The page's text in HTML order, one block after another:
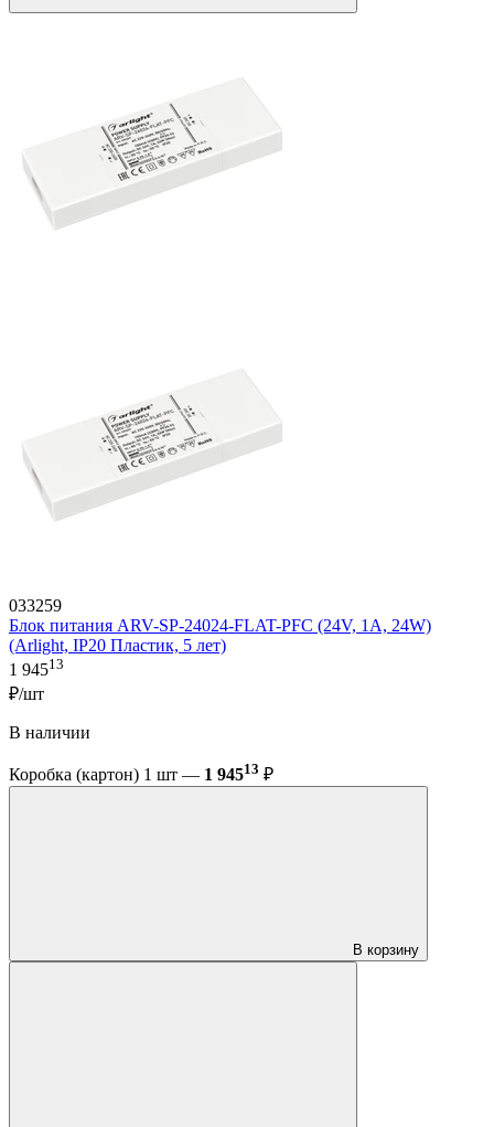
033259
Блок питания ARV-SP-24024-FLAT-PFC (24V, 1A, 24W)
(Arlight, IP20 Пластик, 5 лет)
1 94513
₽/шт
В наличии
Коробка (картон) 1 шт — 1 94513 ₽
В корзину